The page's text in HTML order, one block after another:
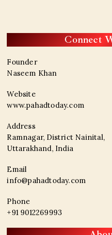
Connect
Founder
Naseem Khan
Website
www.pahadtoday.com
Address
Ramnagar, District Nainital,
Uttarakhand, India
Email
info@pahadtoday.com
Phone
+91 9012269993